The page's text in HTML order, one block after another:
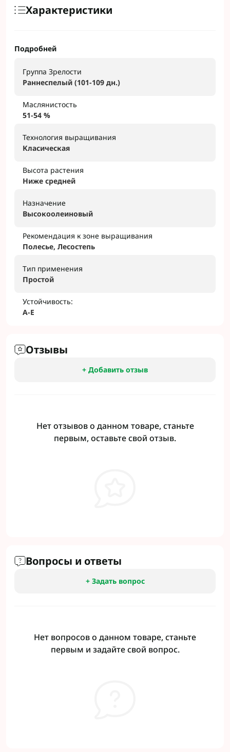
Характеристики
Подробней
Группа Зрелости
Раннеспелый (101-109 дн.)
Маслянистость
51-54 %
Технология выращивания
Класическая
Высота растения
Ниже средней
Назначение
Высокоолеиновый
Рекомендация к зоне выращивания
Полесье, Лесостепь
Тип применения
Простой
Устойчивость:
A-E
Отзывы
+ Добавить отзыв
Нет отзывов о данном товаре, станьте
первым, оставьте свой отзыв.
Вопросы и ответы
+ Задать вопрос
Нет вопросов о данном товаре, станьте
первым и задайте свой вопрос.